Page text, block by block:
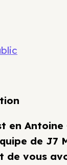
en Antoine
de J7
de vous